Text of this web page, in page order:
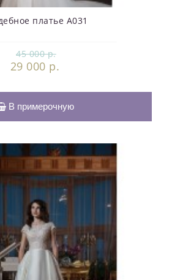
платье А031
45 000 р.
29 000 р.
В примерочную